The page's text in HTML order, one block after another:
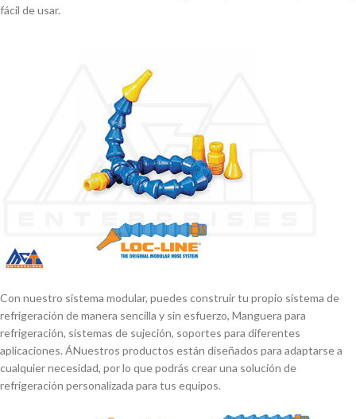
fácil de usar.
Con nuestro sistema modular, puedes construir tu propio sistema de
refrigeración de manera sencilla y sin esfuerzo, Manguera para
refrigeración, sistemas de sujeción, soportes para diferentes
aplicaciones. ÁNuestros productos están diseñados para adaptarse a
cualquier necesidad, por lo que podrás crear una solución de
refrigeración personalizada para tus equipos.